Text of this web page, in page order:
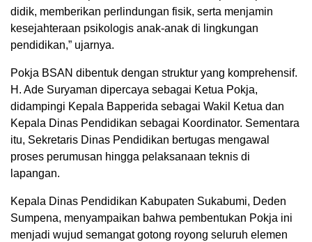
didik, memberikan perlindungan fisik, serta menjamin
kesejahteraan psikologis anak-anak di lingkungan
pendidikan,” ujarnya.
Pokja BSAN dibentuk dengan struktur yang komprehensif.
H. Ade Suryaman dipercaya sebagai Ketua Pokja,
didampingi Kepala Bapperida sebagai Wakil Ketua dan
Kepala Dinas Pendidikan sebagai Koordinator. Sementara
itu, Sekretaris Dinas Pendidikan bertugas mengawal
proses perumusan hingga pelaksanaan teknis di
lapangan.
Kepala Dinas Pendidikan Kabupaten Sukabumi, Deden
Sumpena, menyampaikan bahwa pembentukan Pokja ini
menjadi wujud semangat gotong royong seluruh elemen